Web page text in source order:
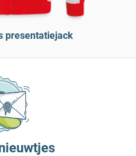
presentatiejack